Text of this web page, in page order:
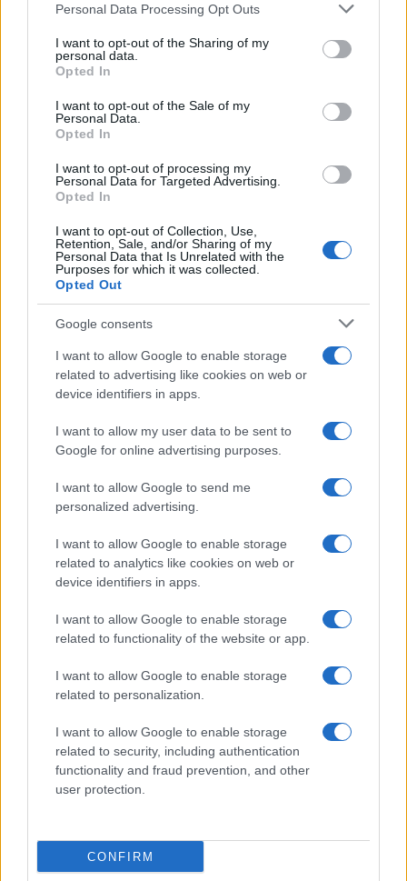
This information may also be disclosed by us to third parties
disclose it to other third parties.
Please note that this website/app uses one or more Google
services and may gather and store information including but
not limited to your visit or usage behaviour. You may click to
grant or deny consent to Google and its third-party tags to
consent section.
Personal Data Processing Opt Outs
I want to opt-out of the Sharing of my
personal data.
Opted In
I want to opt-out of the Sale of my
Personal Data.
Opted In
I want to opt-out of processing my
Personal Data for Targeted Advertising.
Opted In
I want to opt-out of Collection, Use,
Retention, Sale, and/or Sharing of my
Personal Data that Is Unrelated with the
Purposes for which it was collected.
Opted Out
Google consents
I want to allow Google to enable storage
related to advertising like cookies on web or
device identifiers in apps.
I want to allow my user data to be sent to
Google for online advertising purposes.
I want to allow Google to send me
personalized advertising.
I want to allow Google to enable storage
related to analytics like cookies on web or
device identifiers in apps.
I want to allow Google to enable storage
related to functionality of the website or app.
I want to allow Google to enable storage
related to personalization.
I want to allow Google to enable storage
related to security, including authentication
functionality and fraud prevention, and other
user protection.
CONFIRM
Non solo Scala dei Turchi: c’è un’altra
meraviglia che conquista al primo
sguardo
Non è quello di Arcugnano: il vero
anfiteatro romano del Veneto si trova
CHI
SIAMO
PARTNERSHIP E
ACCREDITAMENTI
© 2026 - VOLOSCONTATO CONSIGLI E DIARI DI VIAGGIO - P.IVA
04827280654 – TESTATA REGISTRATA AL TRIBUNALE DI NOCERA
35792 – ISCRITTA ALL’ANSO (ASSOCIAZIONE NAZIONALE STAMPA
ONLINE)
PRIVACY E NOTIFICHE
MAPPA DEL SITO